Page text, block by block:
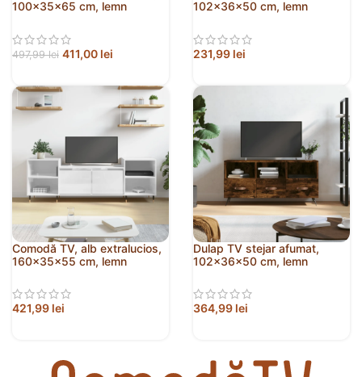
100x35x65 cm, lemn
497,99lei 411,00 lei
102x36x50 cm, lemn
231,99 lei
Comodă TV, alb extralucios,
160x35x55 cm, lemn
421,99 lei
Dulap TV stejar afumat,
102x36x50 cm, lemn
364,99 lei